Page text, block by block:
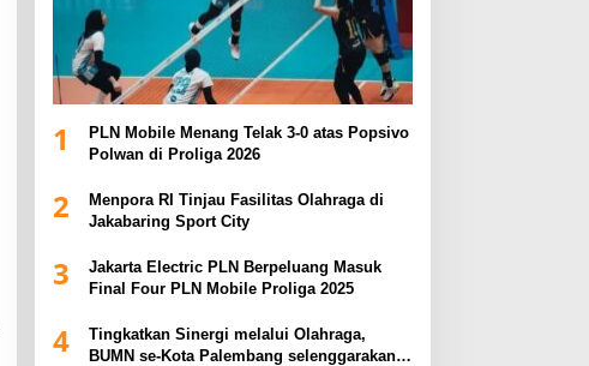
1
PLN Mobile Menang Telak 3-0 atas Popsivo
Polwan di Proliga 2026
2
Menpora RI Tinjau Fasilitas Olahraga di
Jakabaring Sport City
3
Jakarta Electric PLN Berpeluang Masuk
Final Four PLN Mobile Proliga 2025
4
Tingkatkan Sinergi melalui Olahraga,
BUMN se-Kota Palembang selenggarakan